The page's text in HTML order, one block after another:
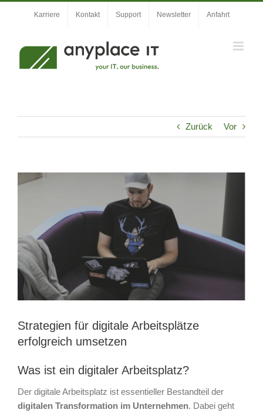
Karriere Kontakt Support Newsletter Anfahrt
Zurück Vor
Strategien für digitale Arbeitsplätze
erfolgreich umsetzen
Was ist ein digitaler Arbeitsplatz?
Der digitale Arbeitsplatz ist essentieller Bestandteil der
digitalen Transformation im Unternehmen. Dabei geht